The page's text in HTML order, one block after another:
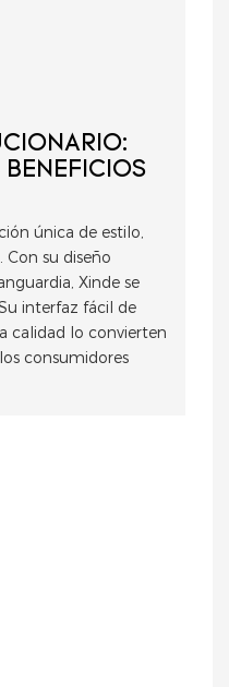
BENEFICIOS
única de estilo,
su diseño
Xinde se
interfaz fácil de
calidad lo convierten
consumidores